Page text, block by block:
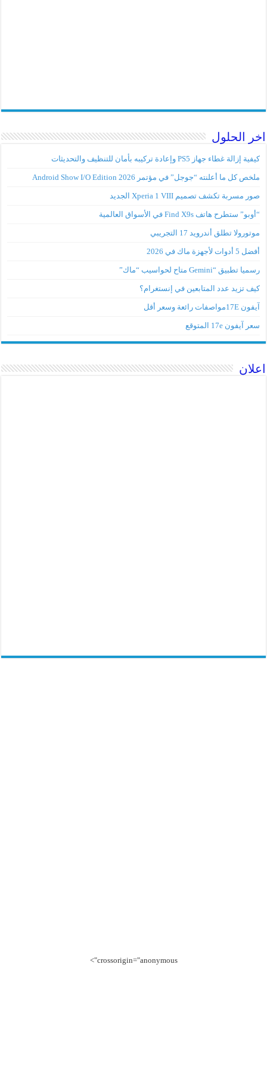
اخر الحلول
كيفية إزالة غطاء جهاز PS5 وإعادة تركيبه بأمان للتنظيف والتحديثات
ملخص كل ما أعلنته “جوجل” في مؤتمر Android Show I/O Edition 2026
صور مسربة تكشف تصميم Xperia 1 VIII الجديد
“أوبو” ستطرح هاتف Find X9s في الأسواق العالمية
موتورولا تطلق أندرويد 17 التجريبي
أفضل 5 أدوات لأجهزة ماك في 2026
رسميا تطبيق “Gemini متاح لحواسيب “ماك”
كيف تزيد عدد المتابعين في إنستغرام؟
آيفون 17Eمواصفات رائعة وسعر أقل
سعر آيفون 17e المتوقع
اعلان
crossorigin="anonymous">